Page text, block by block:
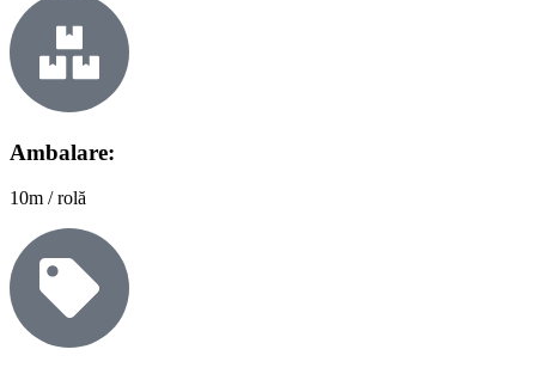
Ambalare:
10m / rolă